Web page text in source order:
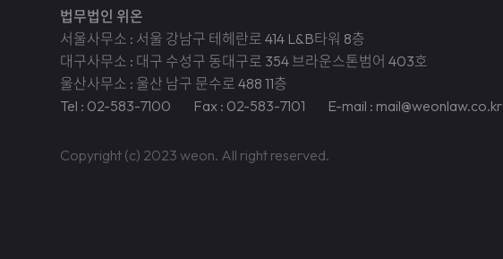
법무법인 위온
서울사무소 : 서울 강남구 테헤란로 414 L&B타워 8층
대구사무소 : 대구 수성구 동대구로 354 브라운스톤범어 403호
울산사무소 : 울산 남구 문수로 488 11층
Tel : 02-583-7100
Fax : 02-583-7101 E-mail : mail@weonlaw.co.kr
Copyright (c) 2023 weon. All right reserved.